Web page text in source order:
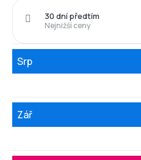
Nejnižší ceny
30 dní předtím
Srp
Zář